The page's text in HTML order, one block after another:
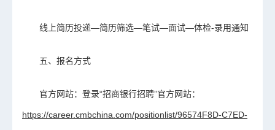
线上简历投递—简历筛选—笔试—面试—体检-录用通知
五、报名方式
官方网站： 登录“招商银行招聘”官方网站：
https://career.cmbchina.com/positionlist/96574F8D-C7ED-